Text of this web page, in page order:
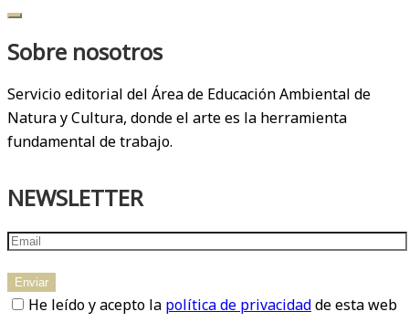
Sobre nosotros
Servicio editorial del Área de Educación Ambiental de
Natura y Cultura, donde el arte es la herramienta
fundamental de trabajo.
NEWSLETTER
He leído y acepto la política de privacidadde esta web